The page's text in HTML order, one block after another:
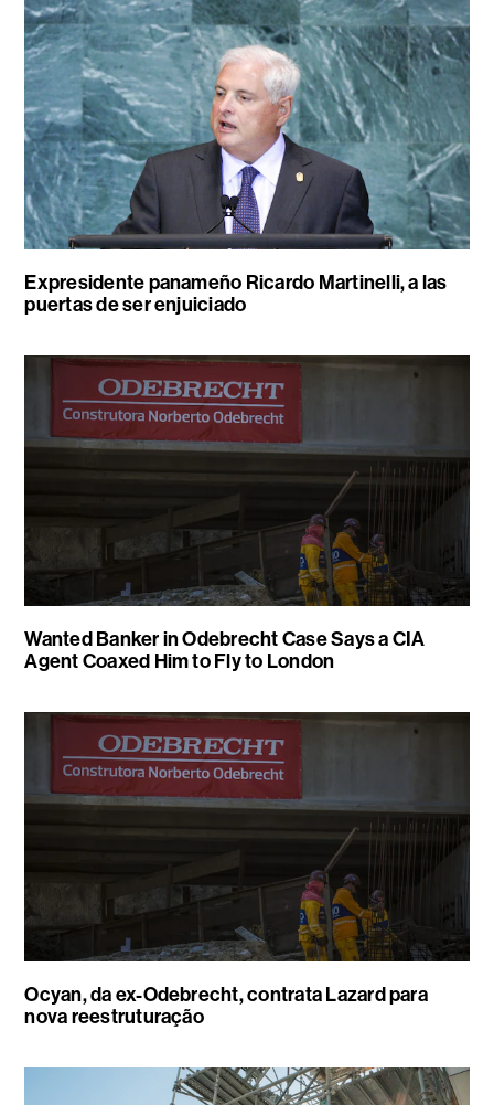
Expresidente panameño Ricardo Martinelli, a las
puertas de ser enjuiciado
Wanted Banker in Odebrecht Case Says a CIA
Agent Coaxed Him to Fly to London
Ocyan, da ex-Odebrecht, contrata Lazard para
nova reestruturação